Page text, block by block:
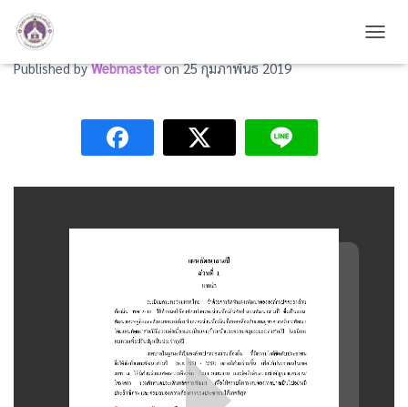
แผนพัฒนาสามปี พ.ศ.2551 – 2553
Published byWebmasteron25 กุมภาพันธ์ 2019